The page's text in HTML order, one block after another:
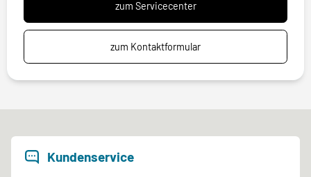
zum Servicecenter
zum Kontaktformular
Kundenservice